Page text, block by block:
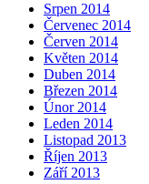
Srpen 2014
Červenec 2014
Červen 2014
Květen 2014
Duben 2014
Březen 2014
Únor 2014
Leden 2014
Listopad 2013
Říjen 2013
Září 2013